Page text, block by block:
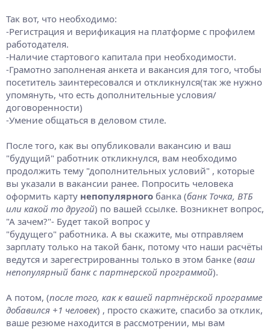
Так вот, что необходимо:
-Регистрация и верификация на платформе с профилем
работодателя.
-Наличие стартового капитала при необходимости.
-Грамотно заполненая анкета и вакансия для того, чтобы
посетитель заинтересовался и откликнулся(так же нужно
упомянуть, что есть дополнительные условия/
договоренности)
-Умение общаться в деловом стиле.
После того, как вы опубликовали вакансию и ваш
"будущий" работник откликнулся, вам необходимо
продолжить тему "дополнительных условий" , которые
вы указали в вакансии ранее. Попросить человека
оформить карту непопулярного банка (банк Точка, ВТБ
или какой то другой) по вашей ссылке. Возникнет вопрос,
"А зачем?"- Будет такой вопрос у
"будущего" работника. А вы скажите, мы отправляем
зарплату только на такой банк, потому что наши расчёты
ведутся и зарегестрированны только в этом банке (ваш
непопулярный банк с партнерской программой).
А потом, (после того, как к вашей партнёрской программе
добавился +1 человек) , просто скажите, спасибо за отклик,
ваше резюме находится в рассмотрении, мы вам